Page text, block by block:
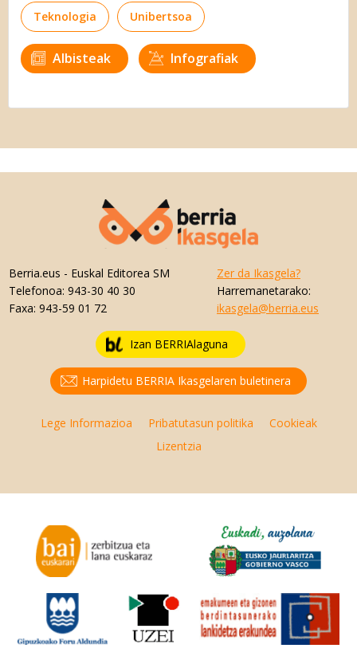
Teknologia Unibertsoa
Albisteak Infografiak
Berria.eus - Euskal Editorea SM
Telefonoa: 943-30 40 30
Faxa: 943-59 01 72
Zer da Ikasgela?
Harremanetarako:
ikasgela@berria.eus
Izan BERRIAlaguna
Harpidetu BERRIA Ikasgelaren buletinera
Lege Informazioa Pribatutasun politika
Cookieak
Lizentzia